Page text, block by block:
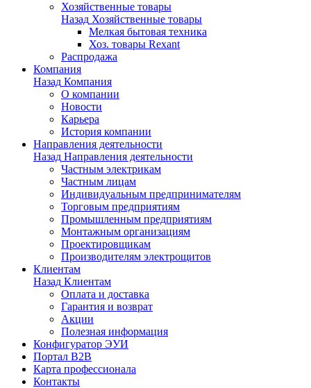
Хозяйственные товары
Назад Хозяйственные товары
Мелкая бытовая техника
Хоз. товары Rexant
Распродажа
Компания
Назад Компания
О компании
Новости
Карьера
История компании
Направления деятельности
Назад Направления деятельности
Частным электрикам
Частным лицам
Индивидуальным предпринимателям
Торговым предприятиям
Промышленным предприятиям
Монтажным организациям
Проектировщикам
Производителям электрощитов
Клиентам
Назад Клиентам
Оплата и доставка
Гарантия и возврат
Акции
Полезная информация
Конфигуратор ЭУИ
Портал B2B
Карта профессионала
Контакты